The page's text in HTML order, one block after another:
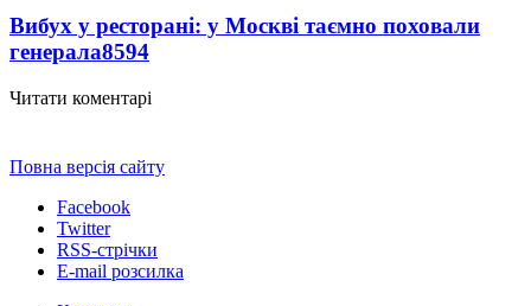
Вибух у ресторані: у Москві таємно поховали
генерала8594
Читати коментарі
Повна версія сайту
Facebook
Twitter
RSS-стрічки
E-mail розсилка